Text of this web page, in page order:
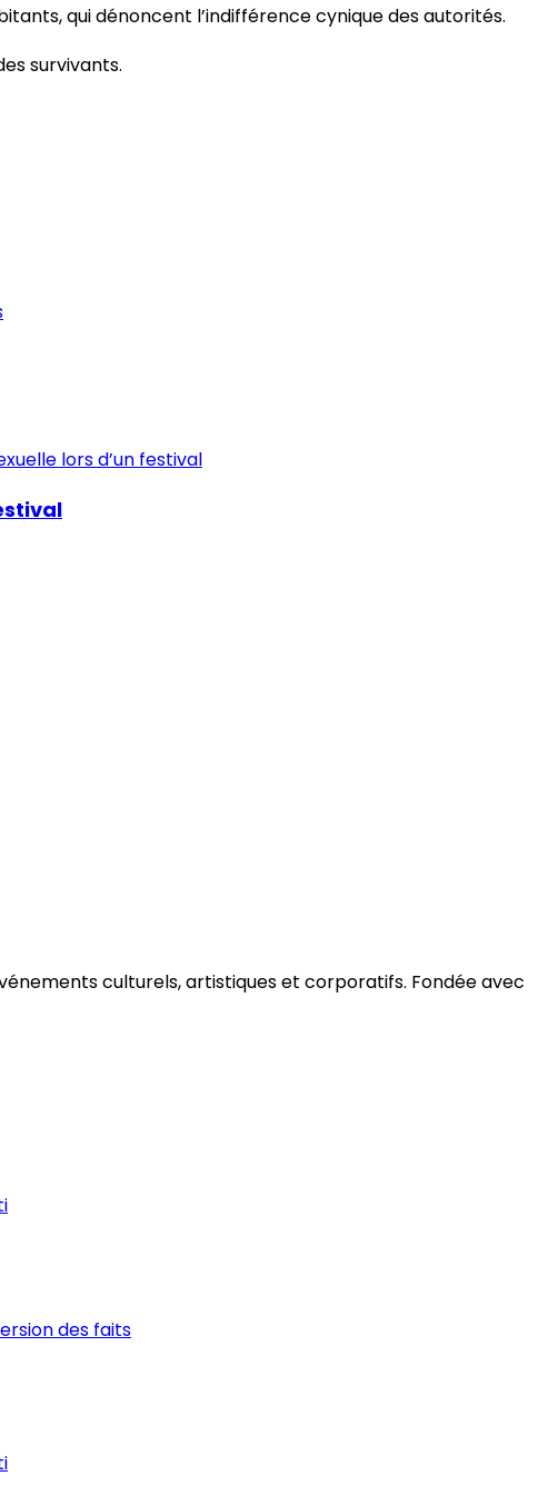
qui dénoncent l’indifférence cynique des autorités.
survivants.
culturels, artistiques et corporatifs. Fondée avec
des faits